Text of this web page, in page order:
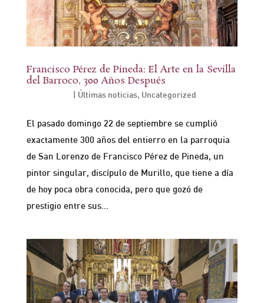
Francisco Pérez de Pineda: El Arte en la Sevilla
del Barroco, 300 Años Después
| Últimas noticias, Uncategorized
El pasado domingo 22 de septiembre se cumplió
exactamente 300 años del entierro en la parroquia
de San Lorenzo de Francisco Pérez de Pineda, un
pintor singular, discípulo de Murillo, que tiene a día
de hoy poca obra conocida, pero que gozó de
prestigio entre sus...